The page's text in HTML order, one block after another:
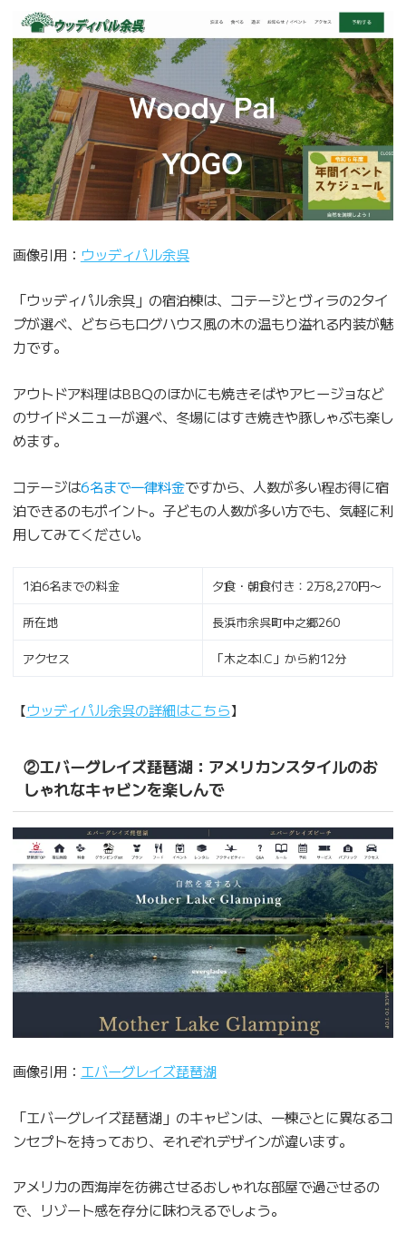
画像引用： ウッディパル余呉
「ウッディパル余呉」の宿泊棟は、コテージとヴィラの2タイ
プが選べ、どちらもログハウス風の木の温もり溢れる内装が魅
力です。
アウトドア料理はBBQのほかにも焼きそばやアヒージョなど
のサイドメニューが選べ、冬場にはすき焼きや豚しゃぶも楽し
めます。
コテージは6名まで一律料金ですから、人数が多い程お得に宿
泊できるのもポイント。子どもの人数が多い方でも、気軽に利
用してみてください。
1泊6名までの料金 夕食・朝食付き：2万8,270円〜
所在地 長浜市余呉町中之郷260
アクセス 「木之本I.C」から約12分
【ウッディパル余呉の詳細はこちら】
②エバーグレイズ琵琶湖：アメリカンスタイルのお
しゃれなキャビンを楽しんで
画像引用： エバーグレイズ琵琶湖
「エバーグレイズ琵琶湖」のキャビンは、一棟ごとに異なるコ
ンセプトを持っており、それぞれデザインが違います。
アメリカの西海岸を彷彿させるおしゃれな部屋で過ごせるの
で、リゾート感を存分に味わえるでしょう。